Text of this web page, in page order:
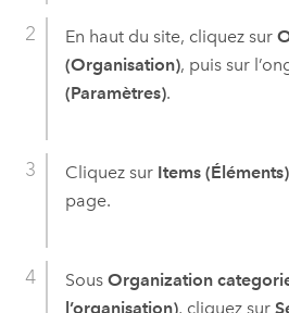
En haut du site, cliquez sur
(Organisation), puis sur
(Paramètres).
Cliquez sur Items (Éléments)
page.
Sous Organization
l’organisation), cliquez sur